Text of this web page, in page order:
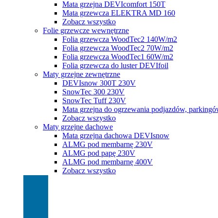
Mata grzejna DEVIcomfort 150T
Mata grzewcza ELEKTRA MD 160
Zobacz wszystko
Folie grzewcze wewnętrzne
Folia grzewcza WoodTec2 140W/m2
Folia grzewcza WoodTec2 70W/m2
Folia grzewcza WoodTec1 60W/m2
Folia grzewcza do luster DEVIfoil
Maty grzejne zewnętrzne
DEVIsnow 300T 230V
SnowTec 300 230V
SnowTec Tuff 230V
Mata grzejna do ogrzewania podjazdów,
Zobacz wszystko
Maty grzejne dachowe
Mata grzejna dachowa DEVIsnow
ALMG pod membarnę 230V
ALMG pod papę 230V
ALMG pod membarnę 400V
Zobacz wszystko